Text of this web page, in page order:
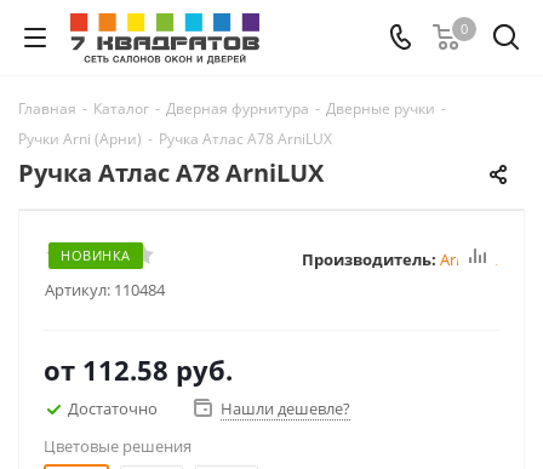
0
Главная - Каталог - Дверная фурнитура - Дверные ручки -
Ручки Arni (Арни) - Ручка Атлас A78 ArniLUX
Ручка Атлас A78 ArniLUX
НОВИНКА
Артикул: 110484
Производитель: ArniLUX
от 112.58 руб.
Достаточно
Нашли дешевле?
Цветовые решения